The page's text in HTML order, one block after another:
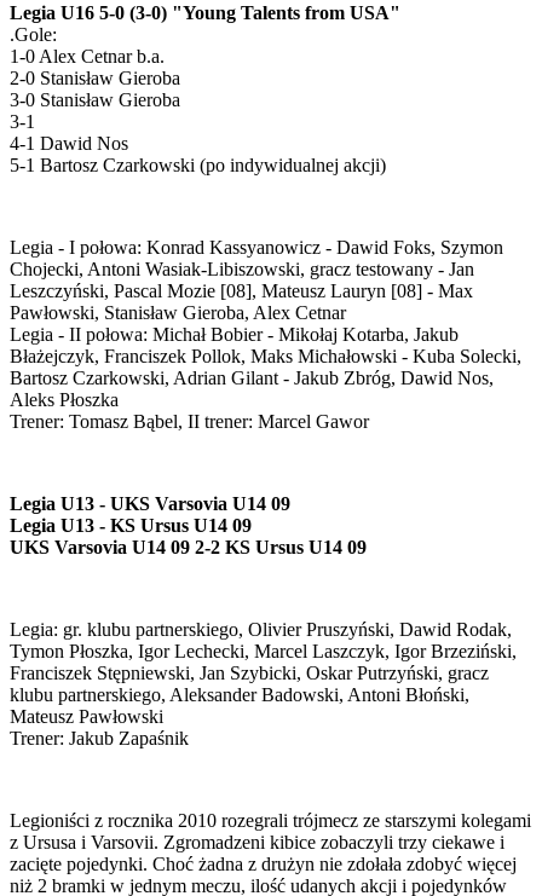
Legia U16 5-0 (3-0) "Young Talents from USA"
.Gole:
1-0 Alex Cetnar b.a.
2-0 Stanisław Gieroba
3-0 Stanisław Gieroba
3-1
4-1 Dawid Nos
5-1 Bartosz Czarkowski (po indywidualnej akcji)
Legia - I połowa: Konrad Kassyanowicz - Dawid Foks, Szymon
Chojecki, Antoni Wasiak-Libiszowski, gracz testowany - Jan
Leszczyński, Pascal Mozie [08], Mateusz Lauryn [08] - Max
Pawłowski, Stanisław Gieroba, Alex Cetnar
Legia - II połowa: Michał Bobier - Mikołaj Kotarba, Jakub
Błażejczyk, Franciszek Pollok, Maks Michałowski - Kuba Solecki,
Bartosz Czarkowski, Adrian Gilant - Jakub Zbróg, Dawid Nos,
Aleks Płoszka
Trener: Tomasz Bąbel, II trener: Marcel Gawor
Legia U13 - UKS Varsovia U14 09
Legia U13 - KS Ursus U14 09
UKS Varsovia U14 09 2-2 KS Ursus U14 09
Legia: gr. klubu partnerskiego, Olivier Pruszyński, Dawid Rodak,
Tymon Płoszka, Igor Lechecki, Marcel Laszczyk, Igor Brzeziński,
Franciszek Stępniewski, Jan Szybicki, Oskar Putrzyński, gracz
klubu partnerskiego, Aleksander Badowski, Antoni Błoński,
Mateusz Pawłowski
Trener: Jakub Zapaśnik
Legioniści z rocznika 2010 rozegrali trójmecz ze starszymi kolegami
z Ursusa i Varsovii. Zgromadzeni kibice zobaczyli trzy ciekawe i
zacięte pojedynki. Choć żadna z drużyn nie zdołała zdobyć więcej
niż 2 bramki w jednym meczu, ilość udanych akcji i pojedynków